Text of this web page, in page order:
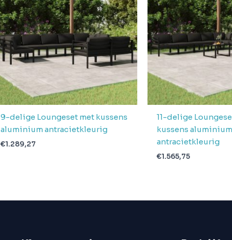
9-delige Loungeset met kussens
aluminium antracietkleurig
€1.289,27
11-delige
kussens aluminium
antracietkleurig
€1.565,75